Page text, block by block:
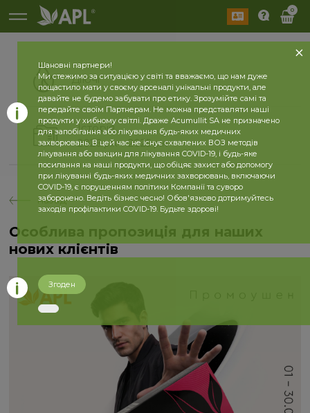
0
Діючі
Історія
2026 рік 2025 рік
назад
Особлива пропозиція для наших
нових клієнтів
Шановні партнери!
Ми стежимо за ситуацією у світі та вважаємо, що нам дуже
пощастило мати у своєму арсеналі унікальні продукти, але
давайте не будемо забувати про етику. Зрозумійте самі та
передайте своїм Партнерам. Не можна представляти наші
продукти у хибному світлі. Драже Acumullit SA не призначено
для запобігання або лікування будь-яких медичних
захворювань. В цей час не існує схвалених ВОЗ методів
лікування або вакцин для лікування COVID-19, і будь-яке
посилання на наші продукти, що обіцяє захист або допомогу
при лікуванні будь-яких медичних захворювань, включаючи
COVID-19, є порушенням політики Компанії та суворо
заборонено. Ведіть бізнес чесно! Обов'язково дотримуйтесь
заходів профілактики COVID-19. Будьте здорові!
Згоден